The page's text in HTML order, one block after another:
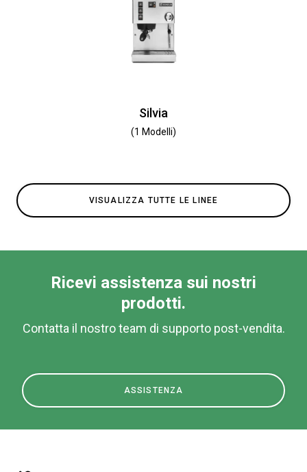
Silvia
(1 Modelli)
VISUALIZZA TUTTE LE LINEE
Ricevi assistenza sui nostri
prodotti.
Contatta il nostro team di supporto post-vendita.
ASSISTENZA